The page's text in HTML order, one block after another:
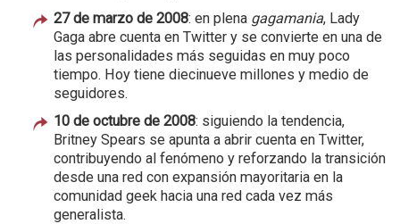
27 de marzo de 2008: en plena gagamania, Lady
Gaga abre cuenta en Twitter y se convierte en una de
las personalidades más seguidas en muy poco
tiempo. Hoy tiene diecinueve millones y medio de
seguidores.
10 de octubre de 2008: siguiendo la tendencia,
Britney Spears se apunta a abrir cuenta en Twitter,
contribuyendo al fenómeno y reforzando la transición
desde una red con expansión mayoritaria en la
comunidad geek hacia una red cada vez más
generalista.